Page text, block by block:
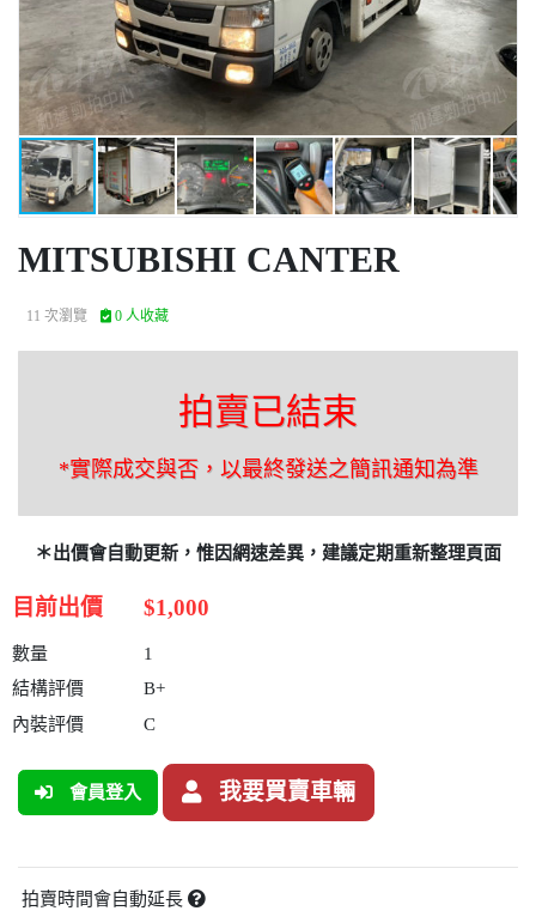
MITSUBISHI CANTER
11 次瀏覽 0 人收藏
拍賣已結束
*實際成交與否，以最終發送之簡訊通知為準
＊出價會自動更新，惟因網速差異，建議定期重新整理頁面
目前出價 $1,000
數量
1
結構評價
B+
內裝評價
C
會員登入 我要買賣車輛
拍賣時間會自動延長